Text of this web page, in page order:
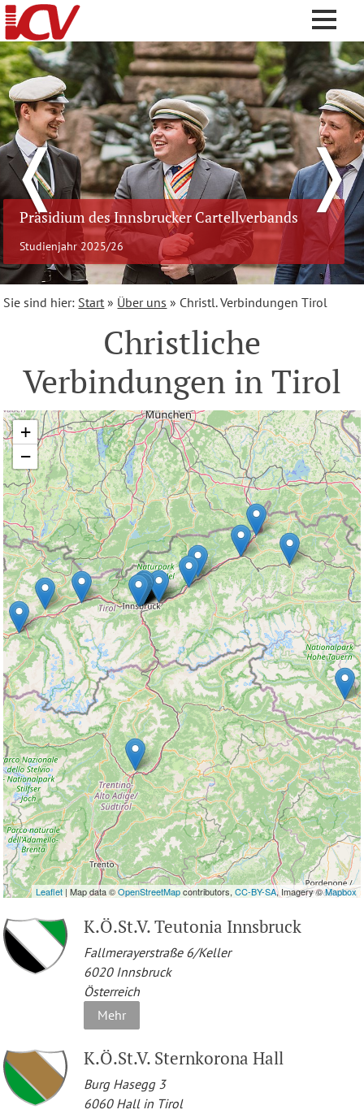
❬
Präsidium des Innsbrucker Cartellverbands
Studienjahr 2025/26
❭
Sie sind hier: Start » Über uns » Christl. Verbindungen Tirol
Christliche
Verbindungen in Tirol
+
−
Leaflet| Map data ©OpenStreetMapcontributors, CC-BY-SA, Imagery ©Mapbox
K.Ö.St.V. Teutonia Innsbruck
Fallmerayerstraße 6/Keller
6020 Innsbruck
Österreich
Mehr
K.Ö.St.V. Sternkorona Hall
Burg Hasegg 3
6060 Hall in Tirol